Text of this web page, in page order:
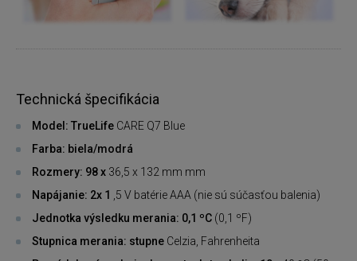
Technická špecifikácia
Model: TrueLife CARE Q7 Blue
Farba: biela/modrá
Rozmery: 98 x 36,5 x 132 mm mm
Napájanie: 2x 1 ,5 V batérie AAA (nie sú súčasťou balenia)
Jednotka výsledku merania: 0,1 ºC (0,1 ºF)
Stupnica merania: stupne Celzia, Fahrenheita